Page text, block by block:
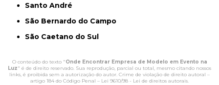
Santo André
São Bernardo do Campo
São Caetano do Sul
O conteúdo do texto "Onde Encontrar Empresa de Modelo em Evento na
Luz" é de direito reservado. Sua reprodução, parcial ou total, mesmo citando nossos
links, é proibida sem a autorização do autor. Crime de violação de direito autoral –
artigo 184 do Código Penal – Lei 9610/98 - Lei de direitos autorais.